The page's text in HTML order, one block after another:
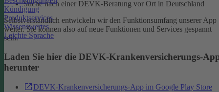
Kündigung
Produktservices
Wissenswertes
Leichte Sprache
Suche nach einer DEVK-Beratung vor Ort in Deutschland
Selbstverständlich entwickeln wir den Funktionsumfang unserer App
weiter. Sie können also auf neue Funktionen und Services gespannt
sein.
Laden Sie hier die DEVK-Krankenversicherungs-
herunter
DEVK-Krankenversicherungs-App im Google Play Store